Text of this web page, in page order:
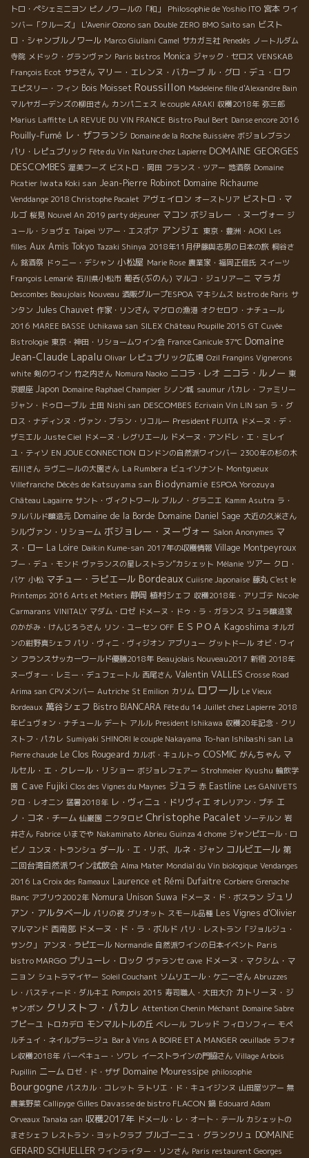
トロ・ペシェミニヨン ピノノワールの「和」 Philosophie de Yoshio ITO 宮本 ワイ
ンバー「クルーズ」
L'Avenir Ozono san Double ZERO BMO Saito san ビスト
ロ・シャンブルノワール Marco Giuliani Camel サカガミ社 Penedès ノートルダム
寺院 メドック・グランヴァン Paris bistros Monica ジャック・セロス VENSKAB
François Ecot サラさん マリー・エレンヌ・バカーブ ル・グロ・デュ・ロワ
エピスリー・フィン Bois Moisset Roussillon Madeleine fille d'Alexandre Bain
マルヤガーデンズの柳田さん カンパニェス le couple ARAKI 収穫2018年 弥三郎
Marius Laffitte LA REVUE DU VIN FRANCE Bistro Paul Bert Danse encore 2016
Pouilly-Fumé レ・ザフランシ Domaine de la Roche Buissière ボジョレブラン
パリ・レピュブリック Fête du Vin Nature chez Lapierre DOMAINE GEORGES
DESCOMBES 渥美フーズ ビストロ・岡田 フランス・ツアー 地酒祭 Domaine
Picatier Iwata Koki san Jean-Pierre Robinot Domaine Richaume
Venddange 2018 Christophe Pacalet アヴェイロン オーストリア ビストロ・マ
ルゴ 桜見 Nouvel An 2019 party déjeuner マコン ボジョレー ・ヌーヴォー ジ
ュール・ショヴェ Taipei ツアー・エスポア アンジェ 東京・豊洲・AOKI Les
filles Aux Amis Tokyo Tazaki Shinya 2018年11月伊藤與志男の日本の旅 桐谷さ
ん 銘酒祭 ドゥニー・デシャン 小松屋 Marie Rose 農業家・福岡正信氏 スイーツ
François Lemarié 石川県小松市 葡呑(ぶのん) マルコ・ジュリアーニ マラガ
Descombes Beaujolais Nouveau 酒販グループESPOA マキシムス bistro de Paris サ
ンタン Jules Chauvet 作家・リンさん マグロの漁港 オクセロワ・ナチュール
2016 MAREE BASSE Uchikawa san SILEX Château Poupille 2015 GT Cuvée
Bistrologie 東京・神田・リショームワイン会 France Canicule 37℃ Domaine
Jean-Claude Lapalu Olivar レピュブリック広場 Ozil Frangins Vignerons
white 剣のワイン 竹之内さん Nomura Naoko ニコラ・レオ ニコラ・ルノー 東
京銀座 Japon Domaine Raphael Champier シノン城 saumur パカレ・ファミリー
ジャン・ドゥローブル 土田 Nishi san DESCOMBES Ecrivain Vin LIN san ラ・グ
ロス・ナディンヌ・ヴァン・ブラン・リコルー President FUJITA ドメーヌ・デ・
ザミエル Juste Ciel ドメーヌ・レグリエール ドメーヌ・アンドレ・エ・ミレイ
ユ・ティソ EN JOUE CONNECTION ロンドンの自然派ワインバー 2300年の杉の木
石川さん ラヴニールの大園さん La Rumbera ビュイソナント Montgueux
Villefranche Décès de Katsuyama san Biodynamie ESPOA Yorozuya
Château Lagairre サント・ヴィクトワール ブルノ・グラニエ Kamm Asutra ラ・
タルバルド醸造元 Domaine de la Borde Domaine Daniel Sage 大近の久米さん
シルヴァン・リショーム ボジョレー・ヌーヴォー Salon Anonymes マ
ス・ロー La Loire Daikin Kume-san 2017年の収穫情報 Village Montpeyroux
ブー・デュ・モンド ヴァランスの星レストラン”カシェット Mélanie ツアー クロ・
バケ 小松 マチュー・ラピエール Bordeaux Cuiisne Japonaise 藤丸 C'est le
Printemps 2016 Arts et Metiers 静岡 植村シェフ 収穫2018年・アリゴテ Nicole
Carmarans VINITALY マダム・ロゼ ドメーヌ・ドゥ・ラ・ガランス ジュラ醸造家
のかがみ・けんじろうさん リン・ユーセン OFF ＥＳＰＯＡ Kagoshima オルガ
ンの紺野真シェフ パリ・ヴィニ・ヴィジオン アブリュー グットドール オビ・ワイ
ン フランスサッカーワールド優勝2018年 Beaujolais Nouveau2017 新宿 2018年
ヌーヴォー・レミー・デュフェートル 西尾さん Valentin VALLES Crosse Road
Arima san CPVメンバー Autriche St Emilion カリム ロワール Le Vieux
Bordeaux 萬谷シェフ Bistro BIANCARA Fête du 14 Juillet chez Lapierre 2018
年ビュヴォン・ナチュール デート アルル President Ishikawa 収穫20年記念・クリ
ストフ・パカレ Sumiyaki SHINORI le couple Nakayama To-han Ishibashi san La
Pierre chaude Le Clos Rougeard カルボ・キュルトゥ COSMIC がんちゃん マ
ルセル・エ・クレール・リショー ボジョレフェアー Strohmeier Kyushu 輪飲学
園 Ｃave Fujiki Clos des Vignes du Maynes ジュラ 赤 Eastline Les GANIVETS
クロ・レオニン 猛暑2018年 レ・ヴィニュ・ドリヴィエ オレリアン・プチ エ
ノ・コネ・チーム 仙巌園 ニクタロピ Christophe Pacalet ソーテルン 岩
井さん Fabrice いまでや Nakaminato Abrieu Guinza 4 chome ジャンピエール・ロ
ビノ ユンヌ・トランシュ ダール・エ・リボ、ルネ・ジャン コルビエール 第
二回台湾自然派ワイン試飲会 Alma Mater Mondial du Vin biologique Vendanges
2016 La Croix des Rameaux Laurence et Rémi Dufaitre Corbiere Grenache
Blanc アブリウ2002年 Nomura Unison Suwa ドメーヌ・ド・ボスラン ジュリ
アン・アルタベール パリの夜 グリオット スモール品種 Les Vignes d'Olivier
マルマンド 西南部 ドメーヌ・ド・ラ・ボルド パリ・レストラン「ジョルジュ・
サンク」
アンヌ・ラピエール Normandie 自然派ワインの日本イベント Paris
bistro MARGO プリューレ・ロック ヴァランセ cave ドメーヌ・マクシム・マ
ニョン シュトラマイヤー Soleil Couchant ソムリエール・ケニーさん Abruzzes
レ・バスティード・ダルキエ Pompois 2015 寿司職人・大田大介 カトリーヌ・ジ
ャンボン クリストフ・パカレ Attention Chenin Méchant Domaine Sabre
プピーユ トロカデロ モンマルトルの丘 ベレール フレッド フィロソフィー モペ
ルチュイ・ネイルプラージュ Bar à Vins A BOIRE ET A MANGER oeuillade ラフォ
レ収穫2018年 バーベキュー・ソワレ イーストラインの門脇さん Village Arbois
Pupillin ニーム ロゼ・ド・ザザ Domaine Mouressipe philosophie
Bourgogne パスカル・コレット ラトリエ・ド・キュイジンヌ 山田屋ツアー 無
農薬野菜 Callipyge Gilles Davasse de bistro FLACON 鍋 Edouard Adam
Orveaux Tanaka san 収穫2017年 ドメール・レ・オート・テール カシェットの
まさシェフ レストラン・ヨットクラブ ブルゴーニュ・グランクリュ DOMAINE
GERARD SCHUELLER ワインライター・リンさん Paris restaurent Georges